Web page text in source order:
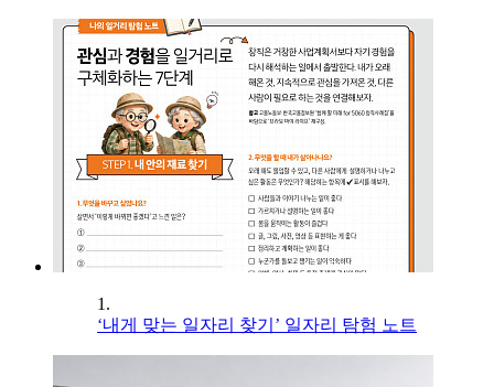
1.
‘내게 맞는 일자리 찾기’ 일자리 탐험 노트